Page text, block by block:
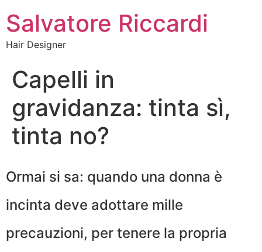
Salvatore Riccardi
Hair Designer
Capelli in
gravidanza: tinta sì,
tinta no?
Ormai si sa: quando una donna è
incinta deve adottare mille
precauzioni, per tenere la propria